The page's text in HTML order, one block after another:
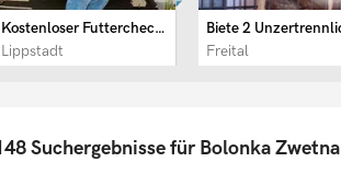
Kostenloser Futtercheck – ...
Lippstadt
Freital
Suchergebnisse für Bolonka Zwetna